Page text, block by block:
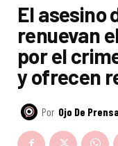
El asesino
renuevan
por el
y ofrecen
Por Ojo De